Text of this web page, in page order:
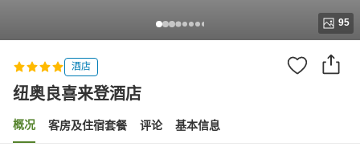
95
酒店
纽奥良喜来登酒店
概况 客房及住宿套餐 评论 基本信息